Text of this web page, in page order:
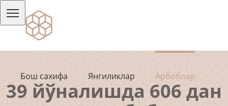
Бош сахифа Янгиликлар Арбоблар
39 йўналишда 606 дан